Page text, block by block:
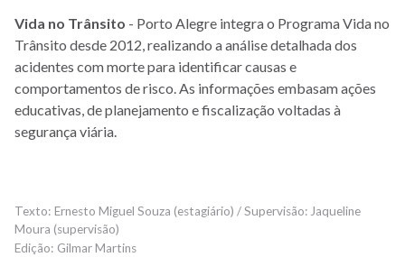
Vida no Trânsito - Porto Alegre integra o Programa Vida no
Trânsito desde 2012, realizando a análise detalhada dos
acidentes com morte para identificar causas e
comportamentos de risco. As informações embasam ações
educativas, de planejamento e fiscalização voltadas à
segurança viária.
Ernesto Miguel Souza (estagiário) / Supervisão: Jaqueline
Moura (supervisão)
Gilmar Martins